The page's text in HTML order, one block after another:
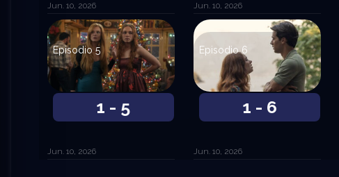
Jun. 10, 2026 Jun. 10, 2026
1 - 5
Episodio 5
Jun. 10, 2026
1 - 6
Episodio 6
Jun. 10, 2026